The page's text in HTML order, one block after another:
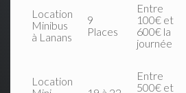
Location
Minibus
à Lanans
9
Places
Entre
100€ et
600€ la
journée
Location
Entre
500€ et